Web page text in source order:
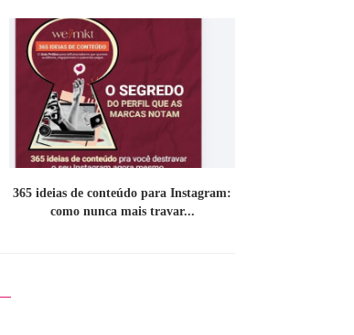
365 ideias de conteúdo para Instagram:
como nunca mais travar...